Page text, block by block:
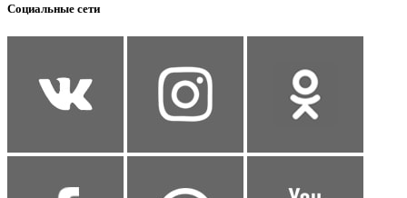
Социальные сети